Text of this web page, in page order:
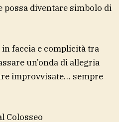
diventare simbolo di
faccia e complicità tra
un’onda di allegria
improvvisate… sempre